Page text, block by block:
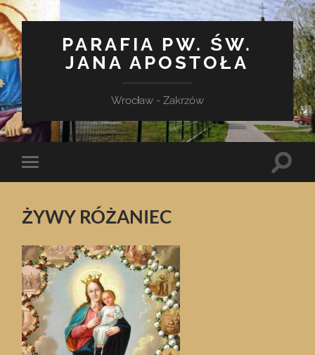
PARAFIA PW. ŚW.
JANA APOSTOŁA
Wrocław - Zakrzów
Toggle
mobile
Toggle
ŻYWY RÓŻANIEC